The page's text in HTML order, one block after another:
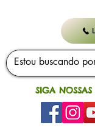
SIGA NOSSAS